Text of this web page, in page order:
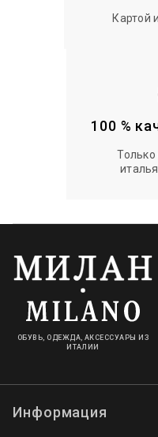
Картой
100 %
ОБУВЬ, ОДЕЖДА, АКСЕССУАРЫ ИЗ
ИТАЛИИ
Информация